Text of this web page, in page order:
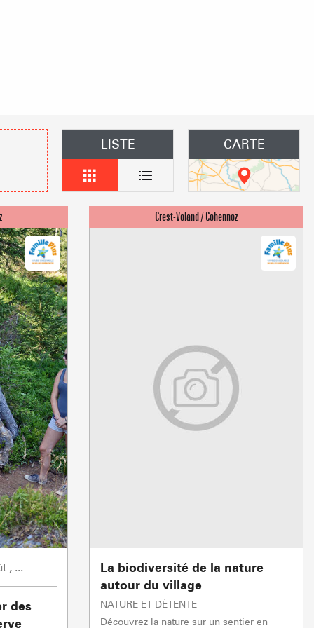
d'étapes
loueurs en meublés
LISTE CARTE
, ...
des
La biodiversité de la nature
autour du village
NATURE ET DÉTENTE
Découvrez la nature sur un sentier en